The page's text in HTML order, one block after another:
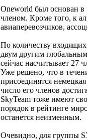
Oneworld был основан в
членом. Кроме того, к
авиаперевозчиков,
По количеству
двум другим
сейчас насчитывает 27
Уже решено, что в
присоединятся
число его членов
SkyTeam тоже имеют
порядок в рейтинге
останется неизменным.
Очевидно, для группы